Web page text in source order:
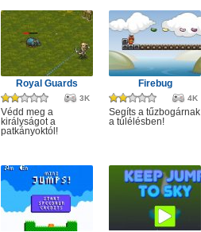
Royal Guards
3K
Védd meg a
királyságot a
patkányoktól!
Firebug
4K
Segíts a tűzbogárnak
a túlélésben!